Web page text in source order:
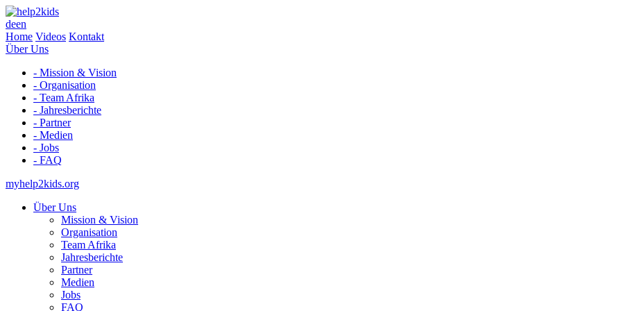
deen
Home Videos Kontakt
Über Uns
- Mission & Vision
- Organisation
- Team Afrika
- Jahresberichte
- Partner
- Medien
- Jobs
- FAQ
myhelp2kids.org
Über Uns
Mission & Vision
Organisation
Team Afrika
Jahresberichte
Partner
Medien
Jobs
FAQ